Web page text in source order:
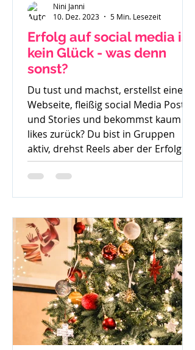
Erfolg auf social media ist
kein Glück - was denn
sonst?
Du tust und machst, erstellst eine
Webseite, fleißig social Media Posts
und Stories und bekommst kaum
likes zurück? Du bist in Gruppen
aktiv, drehst Reels aber der Erfolg
bleibt aus. So langsam weißt du
nicht mehr weiter. Was denn noch
besonders überzeugt von einem
geschriebenen Beitrag bist - läuft
dieser gar nicht. Du weißt in dir drin
- ich kann richtig was, ich habe eine
Botschaft aber scheinbar hört sie
Niemand oder
Nini Janni
10. Dez. 2023
5 Min. Lesezeit